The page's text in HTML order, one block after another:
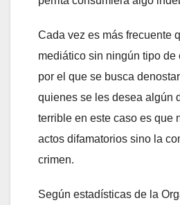
Cada vez es más frecuente
mediático sin ningún tipo de
por el que se busca
quienes se les desea algún
terrible en este caso es que
actos difamatorios sino la
crimen.
Según estadísticas de la